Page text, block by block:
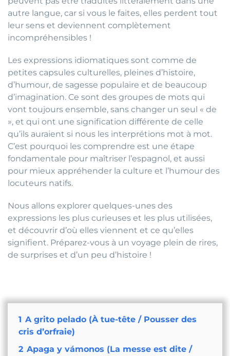
autre langue, car si vous le faites, elles perdent tout
leur sens et deviennent complètement
incompréhensibles !
Les expressions idiomatiques sont comme de
petites capsules culturelles, pleines d’histoire,
d’humour, de sagesse populaire et de beaucoup
d’imagination. Ce sont des groupes de mots qui
vont toujours ensemble, sans changer un seul « de
», et qui ont une signification différente de celle
qu’ils auraient si nous les interprétions mot à mot.
C’est pourquoi les comprendre est une étape
fondamentale pour maîtriser l’espagnol, et aussi
pour mieux appréhender la culture et l’humour des
locuteurs natifs.
Nous allons explorer quelques-unes des
expressions les plus curieuses et les plus utilisées,
et découvrir d’où elles viennent et ce qu’elles
signifient. Préparez-vous à un voyage plein de rires,
de surprises et d’un peu d’histoire !
1 A grito pelado (À tue-tête / Pousser des
cris d’orfraie)
2 Apaga y vámonos (La messe est dite /